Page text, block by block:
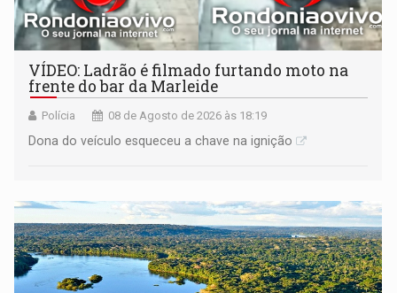
VÍDEO: Ladrão é filmado furtando moto na
frente do bar da Marleide
Polícia 08 de Agosto de 2026 às 18:19
Dona do veículo esqueceu a chave na ignição